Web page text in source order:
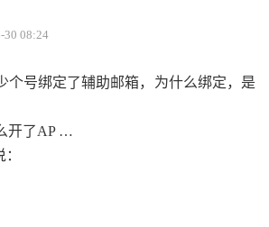
30 08:24
个号绑定了辅助邮箱，为什么绑定，是
开了AP …